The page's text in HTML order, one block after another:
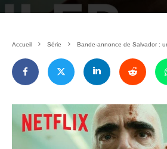
Accueil Série Bande-annonce de Salvador :